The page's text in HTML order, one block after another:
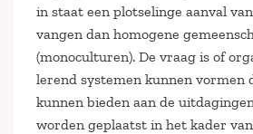
in staat een plotselinge aanval
vangen dan homogene
(monoculturen). De vraag is of
lerend systemen kunnen vormen
kunnen bieden aan de
worden geplaatst in het kader